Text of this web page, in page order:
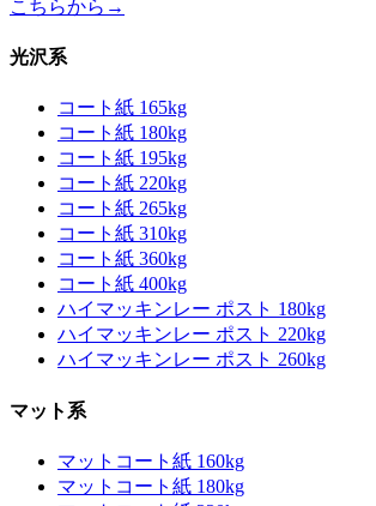
こちらから→
光沢系
コート紙 165kg
コート紙 180kg
コート紙 195kg
コート紙 220kg
コート紙 265kg
コート紙 310kg
コート紙 360kg
コート紙 400kg
ハイマッキンレー ポスト 180kg
ハイマッキンレー ポスト 220kg
ハイマッキンレー ポスト 260kg
マット系
マットコート紙 160kg
マットコート紙 180kg